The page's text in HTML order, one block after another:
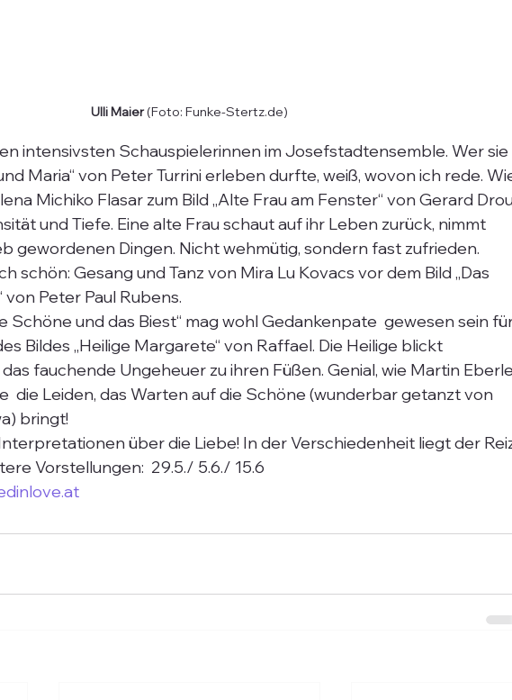
Ulli Maier (Foto: Funke-Stertz.de)
intensivsten Schauspielerinnen im Josefstadtensemble. Wer sie
Maria“ von Peter Turrini erleben durfte, weiß, wovon ich rede.
Michiko Flasar zum Bild „Alte Frau am Fenster“ von Gerard
und Tiefe. Eine alte Frau schaut auf ihr Leben zurück, nimmt
gewordenen Dingen. Nicht wehmütig, sondern fast zufrieden.
schön: Gesang und Tanz von Mira Lu Kovacs vor dem Bild „Das
Peter Paul Rubens.
Bildes „Heilige Margarete“ von Raffael. Die Heilige blickt
fauchende Ungeheuer zu ihren Füßen. Genial, wie Martin
die Leiden, das Warten auf die Schöne (wunderbar getanzt von
bringt!
über die Liebe! In der Verschiedenheit liegt der
Vorstellungen:  29.5./ 5.6./ 15.6